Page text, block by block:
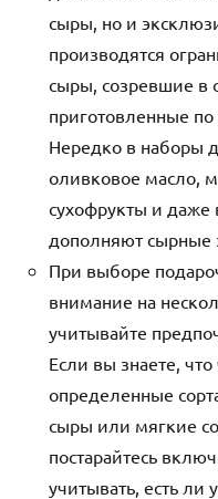
сыры, но и
производятся
сыры, созревшие в
приготовленные
Нередко в наборы
оливковое масло,
сухофрукты и даже
дополняют сырные
При выборе
внимание на
учитывайте
Если вы знаете,
определенные
сыры или мягкие
постарайтесь
учитывать, есть ли